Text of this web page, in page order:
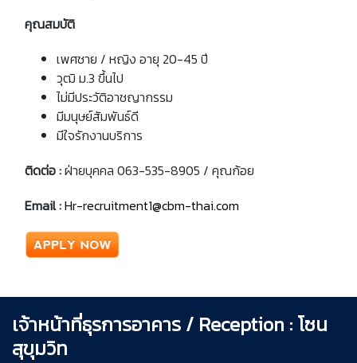
คุณสมบัติ
เพศชาย / หญิง อายุ 20-45 ปี
วุฒิ ม.3 ขึ้นไป
ไม่มีประวัติอาชญากรรม
มีมนุษย์สัมพันธ์ดี
มีใจรักงานบริการ
ติดต่อ :ฝ่ายบุคคล 063-535-8905 / คุณก้อย
Email:Hr-recruitment1@cbm-thai.com
เจ้าหน้าที่ธุรการอาคาร / Reception : โซน
สุขุมวิท